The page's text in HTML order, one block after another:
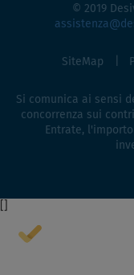
© 2019
SiteMap
Si comunica ai sensi
concorrenza sui
Entrate,